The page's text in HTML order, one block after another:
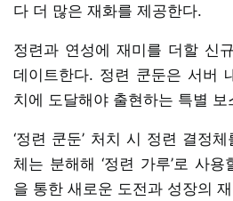
다 더 많은 재화를 제공한다.
정련과 연성에 재미를 더할 신
데이트한다. 정련 쿤둔은 서버
치에 도달해야 출현하는 특별 보
‘정련 쿤둔’ 처치 시 정련 결정
체는 분해해 ‘정련 가루’로 사
을 통한 새로운 도전과 성장의